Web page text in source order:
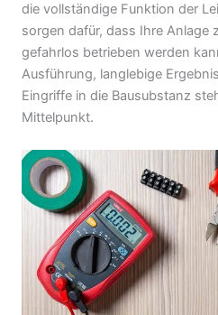
die vollständige Funktion der
sorgen dafür, dass Ihre Anlage
gefahrlos betrieben werden
Ausführung, langlebige
Eingriffe in die Bausubstanz
Mittelpunkt.